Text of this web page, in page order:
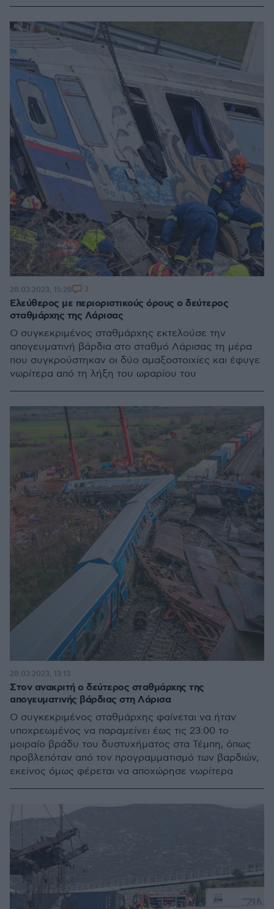
Ελεύθερος με περιοριστικούς όρους ο δεύτερος
σταθμάρχης της Λάρισας
Ο συγκεκριμένος σταθμάρχης εκτελούσε την
απογευματινή βάρδια στο σταθμό Λάρισας τη μέρα
που συγκρούστηκαν οι δύο αμαξοστοιχίες και έφυγε
νωρίτερα από τη λήξη του ωραρίου του
28.03.2023, 15:28 3
Στον ανακριτή ο δεύτερος σταθμάρχης της
απογευματινής βάρδιας στη Λάρισα
Ο συγκεκριμένος σταθμάρχης φαίνεται να ήταν
υποχρεωμένος να παραμείνει έως τις 23:00 το
μοιραίο βράδυ του δυστυχήματος στα Τέμπη, όπως
προβλεπόταν από τον προγραμματισμό των βαρδιών,
εκείνος όμως φέρεται να αποχώρησε νωρίτερα
28.03.2023, 13:13